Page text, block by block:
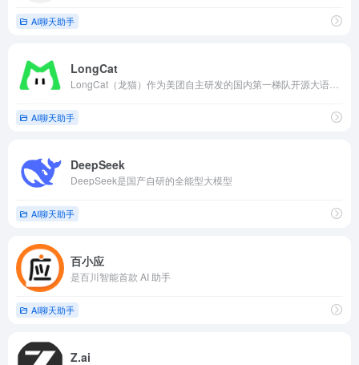
AI聊天助手
LongCat
AI聊天助手
DeepSeek
DeepSeek是国产自研的全能型大模型
AI聊天助手
百小应
是百川智能首款 AI 助手
AI聊天助手
Z.ai